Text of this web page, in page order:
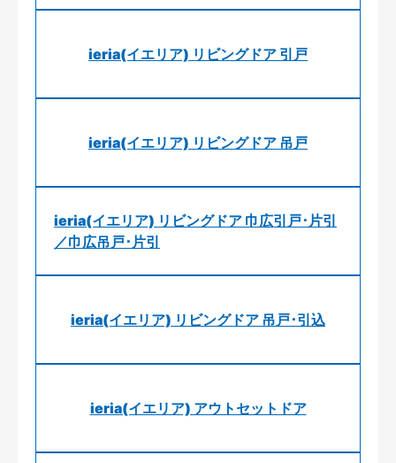
ieria(イエリア) リビングドア 引戸
ieria(イエリア) リビングドア 吊戸
ieria(イエリア) リビングドア 巾広引戸･片引
／巾広吊戸･片引
ieria(イエリア) リビングドア 吊戸･引込
ieria(イエリア) アウトセットドア